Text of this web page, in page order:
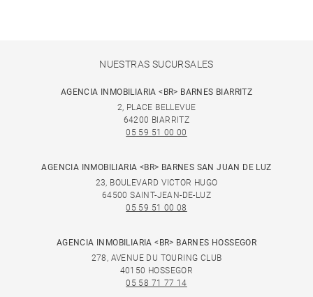
NUESTRAS SUCURSALES
AGENCIA INMOBILIARIA <BR> BARNES BIARRITZ
2, PLACE BELLEVUE
64200 BIARRITZ
05 59 51 00 00
AGENCIA INMOBILIARIA <BR> BARNES SAN JUAN DE LUZ
23, BOULEVARD VICTOR HUGO
64500 SAINT-JEAN-DE-LUZ
05 59 51 00 08
AGENCIA INMOBILIARIA <BR> BARNES HOSSEGOR
278, AVENUE DU TOURING CLUB
40150 HOSSEGOR
05 58 71 77 14